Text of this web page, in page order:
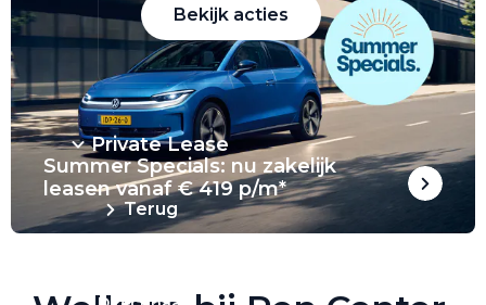
Bekijk acties
Private Lease
Terug
Summer Specials: nu zakelijk
leasen vanaf € 419 p/m*